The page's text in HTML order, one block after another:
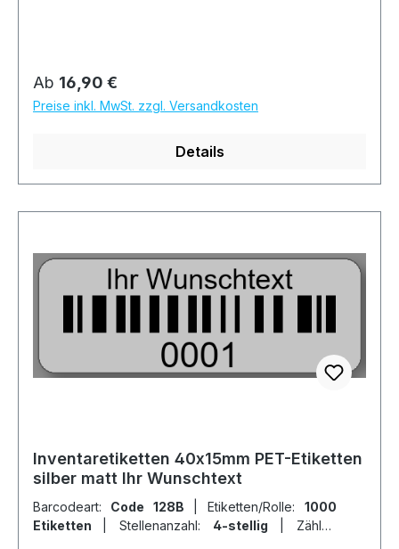
Regulärer Preis:
Ab 16,90 €
Preise inkl. MwSt. zzgl. Versandkosten
Details
Inventaretiketten 40x15mm PET-Etiketten
silber matt Ihr Wunschtext
Barcodeart: Code 128B Etiketten/Rolle: 1000
Etiketten
Stellenanzahl: 4-stellig
Zähler: